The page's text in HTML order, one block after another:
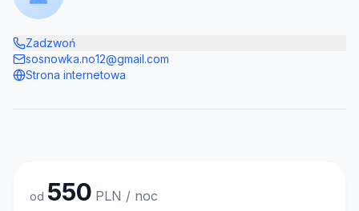
Zadzwoń
sosnowka.no12@gmail.com
Strona internetowa
od 550 PLN / noc